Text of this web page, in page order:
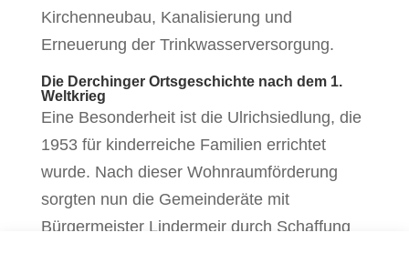
Kirchenneubau, Kanalisierung und
Erneuerung der Trinkwasserversorgung.
Die Derchinger Ortsgeschichte nach dem 1.
Weltkrieg
Eine Besonderheit ist die Ulrichsiedlung, die
1953 für kinderreiche Familien errichtet
wurde. Nach dieser Wohnraumförderung
sorgten nun die Gemeinderäte mit
Bürgermeister Lindermeir durch Schaffung